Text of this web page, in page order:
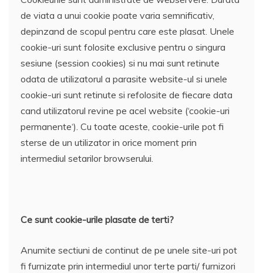
de viata a unui cookie poate varia semnificativ,
depinzand de scopul pentru care este plasat. Unele
cookie-uri sunt folosite exclusive pentru o singura
sesiune (session cookies) si nu mai sunt retinute
odata de utilizatorul a parasite website-ul si unele
cookie-uri sunt retinute si refolosite de fiecare data
cand utilizatorul revine pe acel website (‘cookie-uri
permanente‘). Cu toate aceste, cookie-urile pot fi
sterse de un utilizator in orice moment prin
intermediul setarilor browserului.
Ce sunt cookie-urile plasate de terti?
Anumite sectiuni de continut de pe unele site-uri pot
fi furnizate prin intermediul unor terte parti/ furnizori